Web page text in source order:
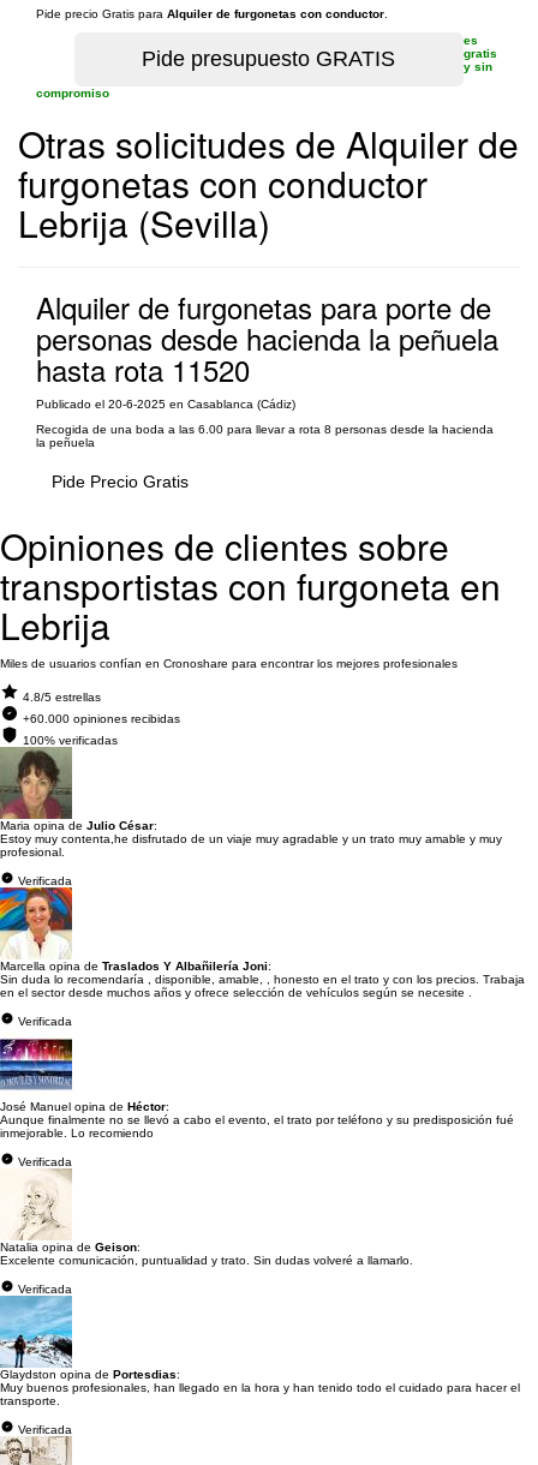
Pide precio Gratis para Alquiler de furgonetas con conductor
es
gratis
y sin
compromiso
Otras solicitudes de Alquiler de
furgonetas con conductor
Lebrija (Sevilla)
Alquiler de furgonetas para porte de
personas desde hacienda la peñuela
hasta rota 11520
Publicado el 20-6-2025 en Casablanca (Cádiz)
Recogida de una boda a las 6.00 para llevar a rota 8 personas desde la hacienda
la peñuela
Pide Precio Gratis
Opiniones de clientes sobre
transportistas con furgoneta en
Lebrija
Miles de usuarios confían en Cronoshare para encontrar los mejores profesionales
4.8/5 estrellas
+60.000 opiniones recibidas
100% verificadas
Maria opina de Julio César:
Estoy muy contenta,he disfrutado de un viaje muy agradable y un trato muy amable y muy
profesional.
Verificada
Marcella opina de Traslados Y Albañilería Joni:
Sin duda lo recomendaría , disponible, amable, , honesto en el trato y con los precios. Trabaja
en el sector desde muchos años y ofrece selección de vehículos según se necesite .
Verificada
José Manuel opina de Héctor:
Aunque finalmente no se llevó a cabo el evento, el trato por teléfono y su predisposición fué
inmejorable. Lo recomiendo
Verificada
Natalia opina de Geison:
Excelente comunicación, puntualidad y trato. Sin dudas volveré a llamarlo.
Verificada
Glaydston opina de Portesdias:
Muy buenos profesionales, han llegado en la hora y han tenido todo el cuidado para hacer el
transporte.
Verificada